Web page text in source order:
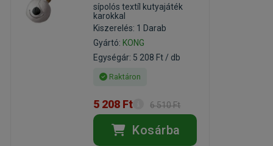
sípolós textíl kutyajáték
karokkal
Kiszerelés: 1 Darab
Gyártó: KONG
Egységár: 5 208 Ft / db
Raktáron
5 208 Ft 6 510 Ft
Kosárba